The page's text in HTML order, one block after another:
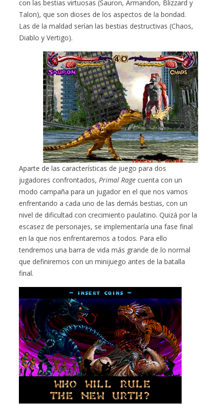
con las bestias virtuosas (Sauron, Armandon, Blizzard y
Talon), que son dioses de los aspectos de la bondad.
Las de la maldad serían las bestias destructivas (Chaos,
Diablo y Vertigo).
Aparte de las características de juego para dos
jugadores confrontados,Primal Rage cuenta con un
modo campaña para un jugador en el que nos vamos
enfrentando a cada uno de las demás bestias, con un
nivel de dificultad con crecimiento paulatino. Quizá por la
escasez de personajes, se implementaría una fase final
en la que nos enfrentaremos a todos. Para ello
tendremos una barra de vida más grande de lo normal
que definiremos con un minijuego antes de la batalla
final.